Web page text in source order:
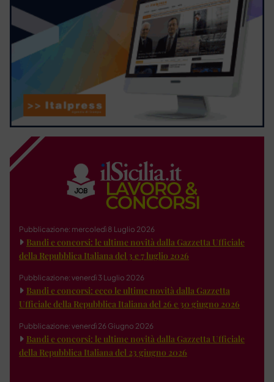
Pubblicazione: mercoledì 8 Luglio 2026
Bandi e concorsi: le ultime novità dalla Gazzetta Ufficiale
della Repubblica Italiana del 3 e 7 luglio 2026
Pubblicazione: venerdì 3 Luglio 2026
Bandi e concorsi: ecco le ultime novità dalla Gazzetta
Ufficiale della Repubblica Italiana del 26 e 30 giugno 2026
Pubblicazione: venerdì 26 Giugno 2026
Bandi e concorsi: le ultime novità dalla Gazzetta Ufficiale
della Repubblica Italiana del 23 giugno 2026